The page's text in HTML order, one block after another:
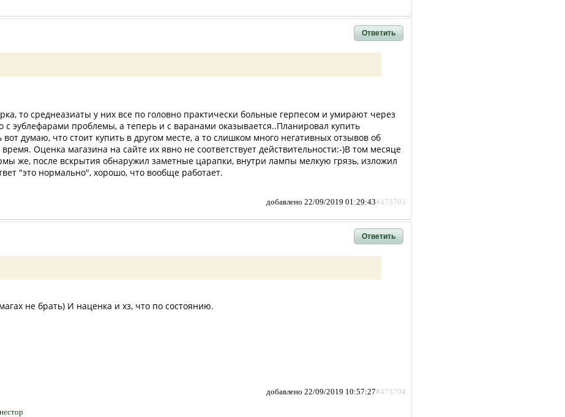
Ответить
то среднеазиаты у них все по головно практически больные герпесом и умирают через
с эублефарами проблемы, а теперь и с варанами оказывается..Планировал купить
думаю, что стоит купить в другом месте, а то слишком много негативных отзывов об
Оценка магазина на сайте их явно не соответствует действительности:-)В том месяце
же, после вскрытия обнаружил заметные царапки, внутри лампы мелкую грязь, изложил
"это нормально", хорошо, что вообще работает.
добавлено 22/09/2019 01:29:43#473703
Ответить
не брать) И наценка и хз, что по состоянию.
добавлено 22/09/2019 10:57:27#473704
нестор